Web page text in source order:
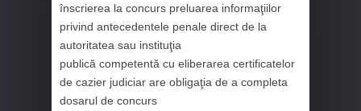
înscrierea la concurs preluarea informaţiilor
privind antecedentele penale direct de la
autoritatea sau instituţia
publică competentă cu eliberarea certificatelor
de cazier judiciar are obligaţia de a completa
dosarul de concurs